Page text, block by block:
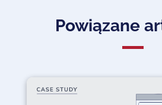
Powiązane